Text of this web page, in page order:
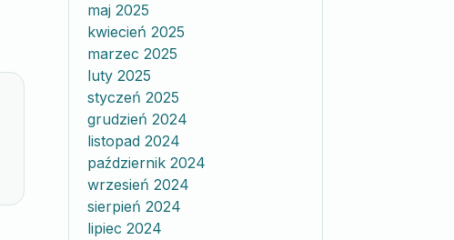
maj 2025
kwiecień 2025
marzec 2025
luty 2025
styczeń 2025
grudzień 2024
listopad 2024
październik 2024
wrzesień 2024
sierpień 2024
lipiec 2024